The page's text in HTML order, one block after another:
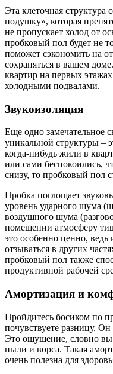
Эта клеточная структура
подушку», которая
не пропускает холод от
пробковый пол будет не
поможет сэкономить на
сохраняться в вашем
квартир на первых
холодными подвалами.
Звукоизоляция
Еще одно замечательное
уникальной структуры –
когда-нибудь жили в
или сами беспокоились,
снизу, то пробковый пол
Пробка поглощает
уровень ударного шума
воздушного шума
помещении атмосферу
это особенно ценно, ведь
отзываться в других
пробковый пол также
продуктивной рабочей
Амортизация и
Пройдитесь босиком по
почувствуете разницу.
Это ощущение, словно вы
пыли и ворса. Такая
очень полезна для